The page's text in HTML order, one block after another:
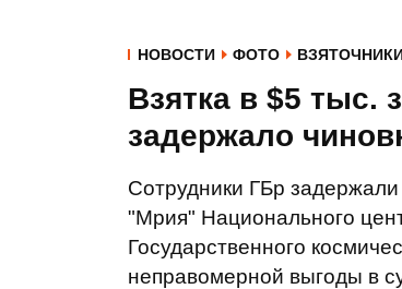
НОВОСТИ ФОТО
Взятка в $5 тыс.
задержало
Сотрудники ГБр
"Мрия" Национального
Государственного
неправомерной выгоды в